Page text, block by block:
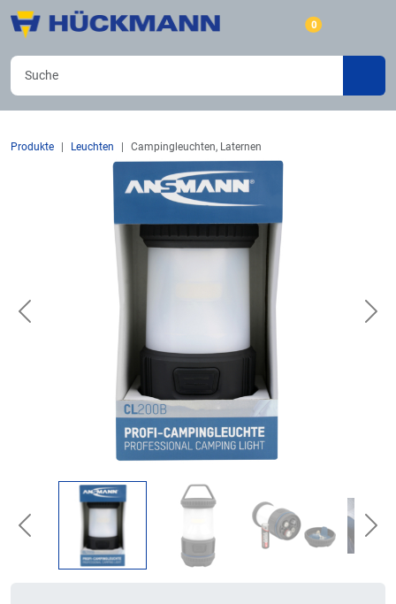
0
Produkte Leuchten Campingleuchten, Laternen
Previous
Previous